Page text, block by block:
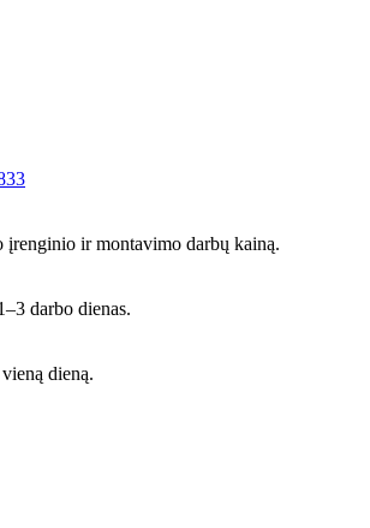
įrenginio ir montavimo darbų kainą.
darbo dienas.
dieną.